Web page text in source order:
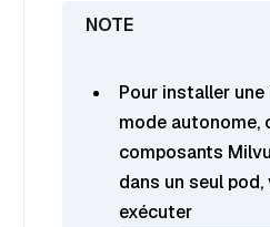
Pour installer
mode autonome,
composants
dans un seul
exécuter